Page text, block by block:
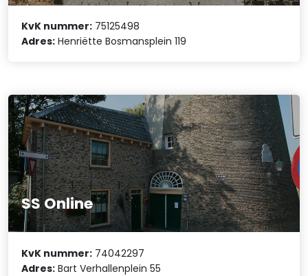
KvK nummer: 75125498
Adres: Henriëtte Bosmansplein 119
SS Online
KvK nummer: 74042297
Adres: Bart Verhallenplein 55